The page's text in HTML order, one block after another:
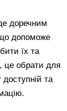
доречним
допоможе
їх та
це обрати для
та